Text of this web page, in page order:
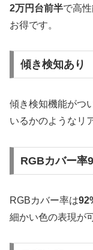
2万円台前半で高
お得です。
傾き検知あり
傾き検知機能がつ
いるかのようなリ
RGBカバー率
RGBカバー率は
細かい色の表現が